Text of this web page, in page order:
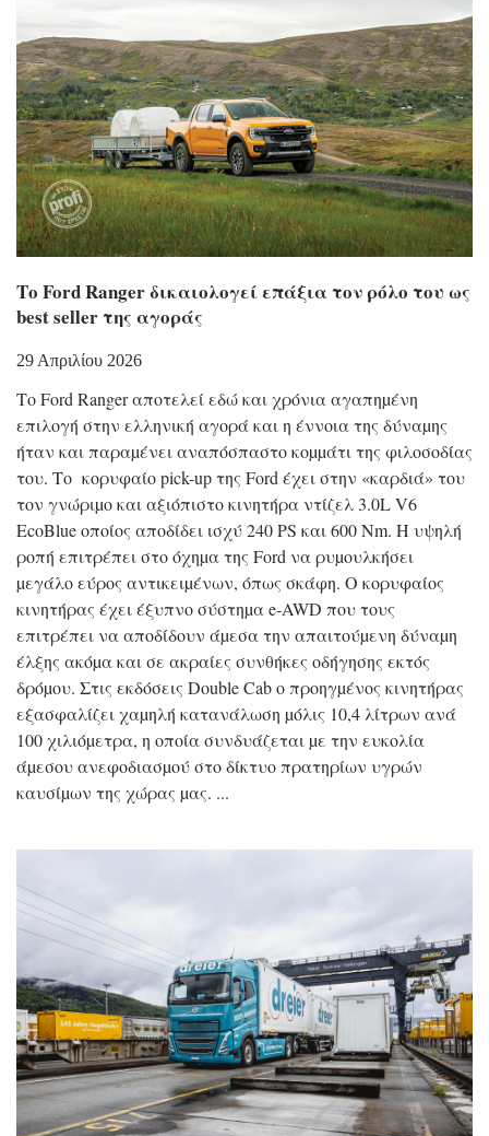
Το Ford Ranger δικαιολογεί επάξια τον ρόλο του ως
best seller της αγοράς
29 Απριλίου 2026
Το Ford Ranger αποτελεί εδώ και χρόνια αγαπηµένη
επιλογή στην ελληνική αγορά και η έννοια της δύναµης
ήταν και παραµένει αναπόσπαστο κοµµάτι της φιλοσοδίας
του. Το κορυφαίο pick-up της Ford έχει στην «καρδιά» του
τον γνώριµο και αξιόπιστο κινητήρα ντίζελ 3.0L V6
EcoBlue οποίος αποδίδει ισχύ 240 PS και 600 Nm. Η υψηλή
ροπή επιτρέπει στο όχηµα της Ford να ρυµουλκήσει
µεγάλο εύρος αντικειµένων, όπως σκάφη. Ο κορυφαίος
κινητήρας έχει έξυπνο σύστηµα e-AWD που τους
επιτρέπει να αποδίδουν άµεσα την απαιτούµενη δύναµη
έλξης ακόµα και σε ακραίες συνθήκες οδήγησης εκτός
δρόµου. Στις εκδόσεις Double Cab ο προηγµένος κινητήρας
εξασφαλίζει χαµηλή κατανάλωση µόλις 10,4 λίτρων ανά
100 χιλιόµετρα, η οποία συνδυάζεται µε την ευκολία
άµεσου ανεφοδιασµού στο δίκτυο πρατηρίων υγρών
καυσίµων της χώρας µας.